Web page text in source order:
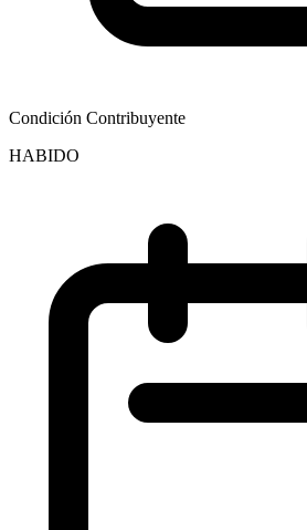
Condición Contribuyente
HABIDO